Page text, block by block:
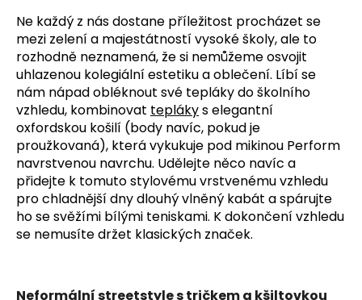
Ne každý z nás dostane příležitost procházet se
mezi zelení a majestátností vysoké školy, ale to
rozhodně neznamená, že si nemůžeme osvojit
uhlazenou kolegiální estetiku a oblečení. Líbí se
nám nápad obléknout své tepláky do školního
vzhledu, kombinovat teplákys elegantní
oxfordskou košilí (body navíc, pokud je
proužkovaná), která vykukuje pod mikinou Perform
navrstvenou navrchu. Udělejte něco navíc a
přidejte k tomuto stylovému vrstvenému vzhledu
pro chladnější dny dlouhý vlněný kabát a spárujte
ho se svěžími bílými teniskami. K dokončení vzhledu
se nemusíte držet klasických značek.
Neformální streetstyle s tričkem a kšiltovkou